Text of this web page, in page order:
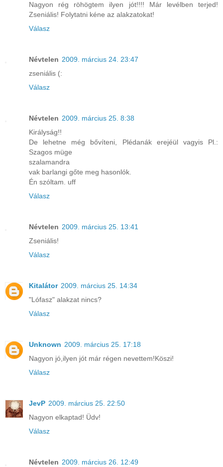
Nagyon rég röhögtem ilyen jót!!!! Már levélben terjed!
Zseniális! Folytatni kéne az alakzatokat!
Válasz
Névtelen 2009. március 24. 23:47
zseniális (:
Válasz
Névtelen 2009. március 25. 8:38
Királyság!!
De lehetne még bővíteni, Plédanák erejéül vagyis Pl.:
Szagos müge
szalamandra
vak barlangi gőte meg hasonlók.
Én szóltam. uff
Válasz
Névtelen 2009. március 25. 13:41
Zseniális!
Válasz
Kitalátor 2009. március 25. 14:34
"Lófasz" alakzat nincs?
Válasz
Unknown 2009. március 25. 17:18
Nagyon jó,ilyen jót már régen nevettem!Köszi!
Válasz
JevP 2009. március 25. 22:50
Nagyon elkaptad! Üdv!
Válasz
Névtelen 2009. március 26. 12:49